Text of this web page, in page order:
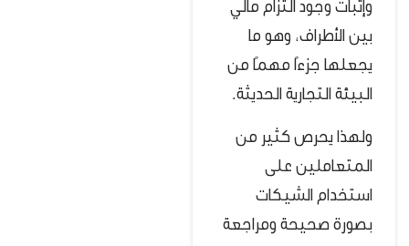
وإثبات وجود التزام مالي
بين الأطراف، وهو ما
يجعلها جزءًا مهمًا من
البيئة التجارية الحديثة.
ولهذا يحرص كثير من
المتعاملين على
استخدام الشيكات
بصورة صحيحة ومراجعة